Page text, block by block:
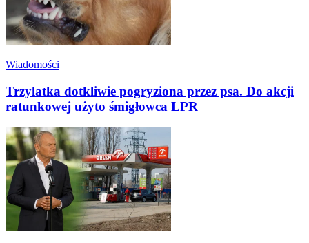
Wiadomości
Trzylatka dotkliwie pogryziona przez psa. Do akcji
ratunkowej użyto śmigłowca LPR